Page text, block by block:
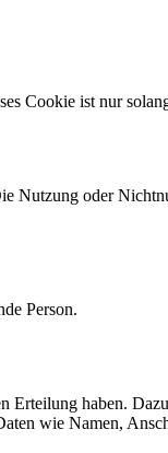
Cookie ist nur
Nutzung oder
Person.
Erteilung haben.
wie Namen,